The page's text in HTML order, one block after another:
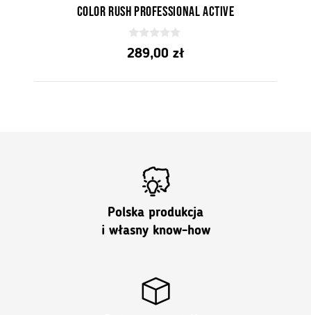
Color Rush Professional Active
0
z
289,00 zł
Polska produkcja
i własny know-how